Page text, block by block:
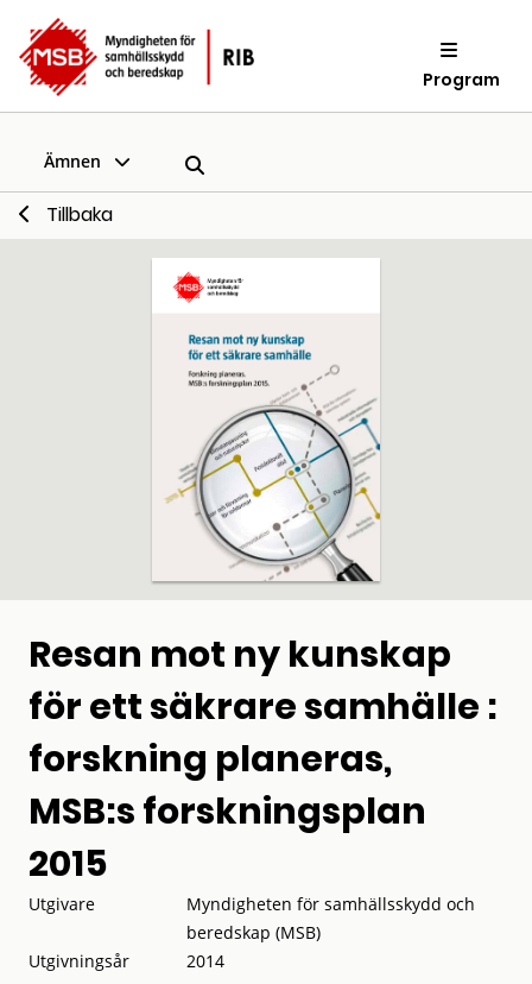
Program
Ämnen
Tillbaka
Resan mot ny kunskap
för ett säkrare samhälle :
forskning planeras,
MSB:s forskningsplan
2015
Utgivare
Myndigheten för samhällsskydd och
beredskap (MSB)
Utgivningsår
2014